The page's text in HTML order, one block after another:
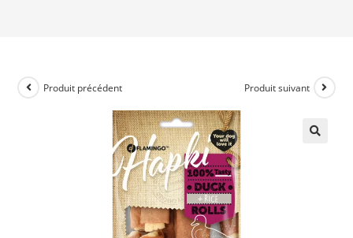
Produit précédent Produit suivant